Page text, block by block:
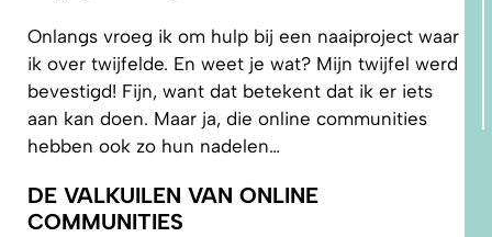
Onlangs vroeg ik om hulp bij een naaiproject waar
ik over twijfelde. En weet je wat? Mijn twijfel werd
bevestigd! Fijn, want dat betekent dat ik er iets
aan kan doen. Maar ja, die online communities
hebben ook zo hun nadelen…
DE VALKUILEN VAN ONLINE
COMMUNITIES